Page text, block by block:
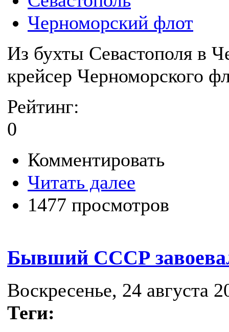
Черноморский флот
Из бухты Севастополя в
крейсер Черноморского
Рейтинг:
0
Комментировать
Читать далее
1477 просмотров
Бывший СССР
Воскресенье, 24 августа
Теги: